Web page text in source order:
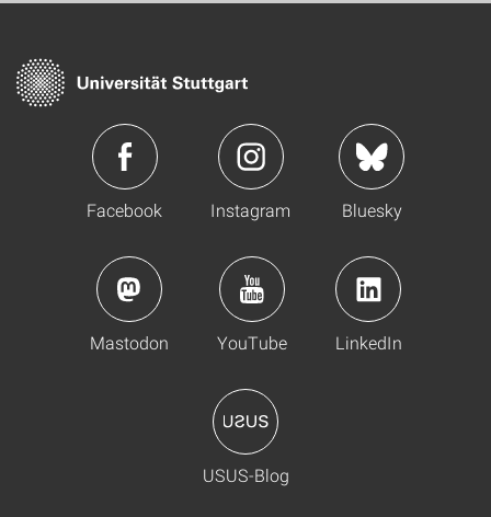
Facebook Instagram Bluesky
Mastodon YouTube LinkedIn
USUS-Blog